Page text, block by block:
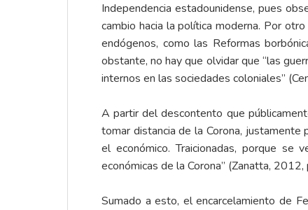
Independencia estadounidense, pues
cambio hacia la política moderna. Por
endógenos, como las Reformas
obstante, no hay que olvidar que “las
internos en las sociedades coloniales”
A partir del descontento que
tomar distancia de la Corona,
el económico. Traicionadas, porque se
económicas de la Corona” (Zanatta, 2012,
Sumado a esto, el encarcelamiento de